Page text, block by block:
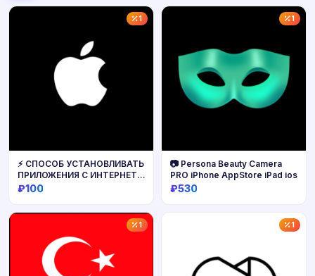
1
⚡️ СПОСОБ УСТАНОВЛИВАТЬ
ПРИЛОЖЕНИЯ С ИНТЕРНЕТА
НА IOS
₽100
1
📷 Persona Beauty Camera
PRO iPhone AppStore iPad ios
₽530
1 1